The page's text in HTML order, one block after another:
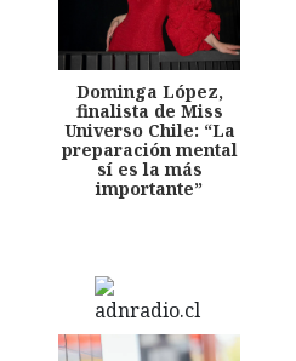
Dominga López,
finalista de Miss
Universo Chile: “La
preparación mental
sí es la más
importante”